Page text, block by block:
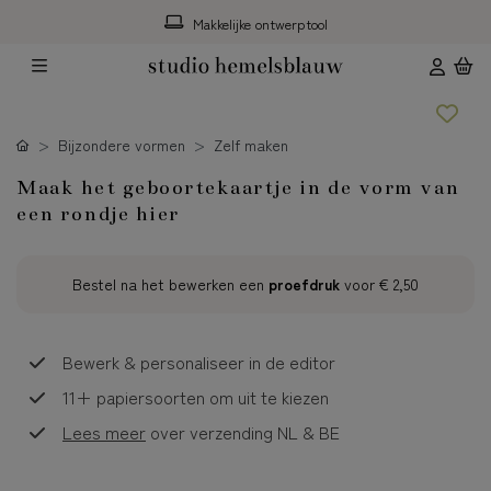
Makkelijke ontwerptool
Bijzondere vormen Zelf maken
Maak het geboortekaartje in de vorm van
een rondje hier
Bestel na het bewerken een proefdruk voor € 2,50
Bewerk & personaliseer in de editor
11+ papiersoorten om uit te kiezen
Lees meer over verzending NL & BE